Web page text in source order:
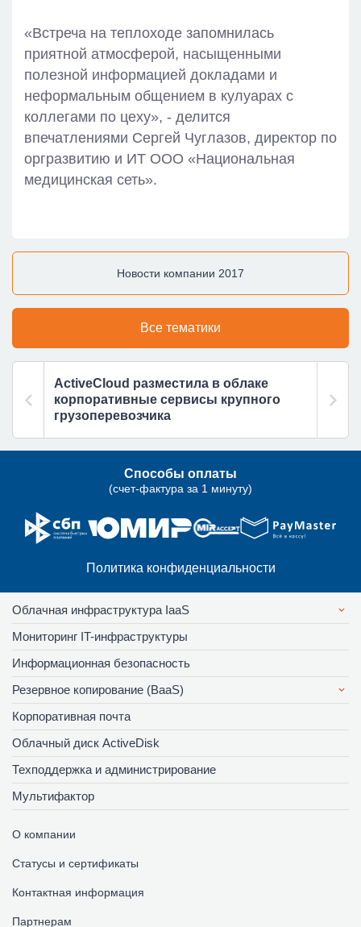
«Встреча на теплоходе запомнилась
приятной атмосферой, насыщенными
полезной информацией докладами и
неформальным общением в кулуарах с
коллегами по цеху», - делится
впечатлениями Сергей Чуглазов, директор по
оргразвитию и ИТ ООО «Национальная
медицинская сеть».
Новости компании 2017
Все тематики
ActiveCloud разместила в облаке
корпоративные сервисы крупного
грузоперевозчика
Способы оплаты
(счет-фактура за 1 минуту)
Политика конфиденциальности
Облачная инфраструктура IaaS
Мониторинг IT-инфраструктуры
Информационная безопасность
Резервное копирование (BaaS)
Корпоративная почта
Облачный диск ActiveDisk
Техподдержка и администрирование
Мультифактор
О компании
Статусы и сертификаты
Контактная информация
Партнерам